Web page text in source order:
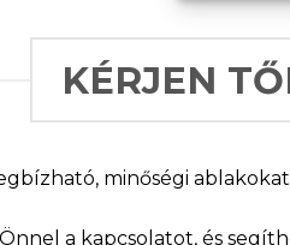
KÉRJEN
minőségi
a kapcsolatot, és